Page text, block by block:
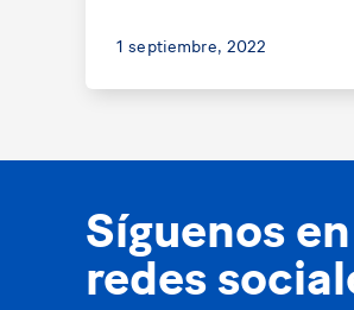
1 septiembre, 2022
Síguenos
redes